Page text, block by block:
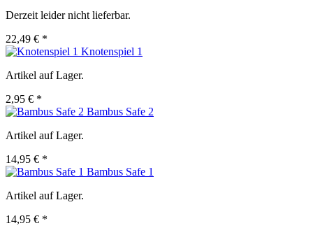
Derzeit leider nicht lieferbar.
22,49 € *
Knotenspiel 1
Artikel auf Lager.
2,95 € *
Bambus Safe 2
Artikel auf Lager.
14,95 € *
Bambus Safe 1
Artikel auf Lager.
14,95 € *